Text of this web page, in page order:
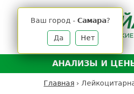
Ваш город - Самара?
Да Нет
АНАЛИЗЫ И
Анализы и
Главная ›